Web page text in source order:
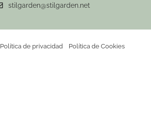
stilgarden@stilgarden.net
Política de privacidad Política de Cookies